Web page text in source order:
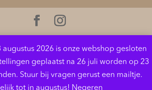
augustus 2026 is onze webshop gesloten
geplaatst na 26 juli worden op 23
Stuur bij vragen gerust een mailtje.
tot in augustus! Negeren
bij het leveren van onze diensten.
van onze diensten, gaat u
gebruik van cookies.
Meer
informatie
OK